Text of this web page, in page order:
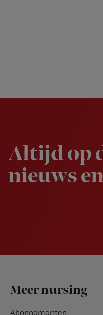
Altijd op
nieuws
Footer
Meer nursing
Abonnementen